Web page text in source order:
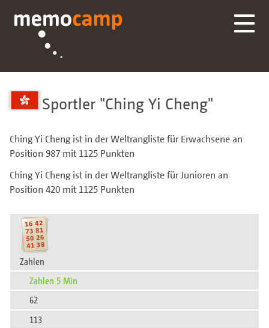
Sportler Ching Yi Cheng
Ching Yi Cheng ist in der Weltrangliste für Erwachsene an
Position 987 mit 1125 Punkten
Ching Yi Cheng ist in der Weltrangliste für Junioren an
Position 420 mit 1125 Punkten
Zahlen
Zahlen 5 Min
62
113